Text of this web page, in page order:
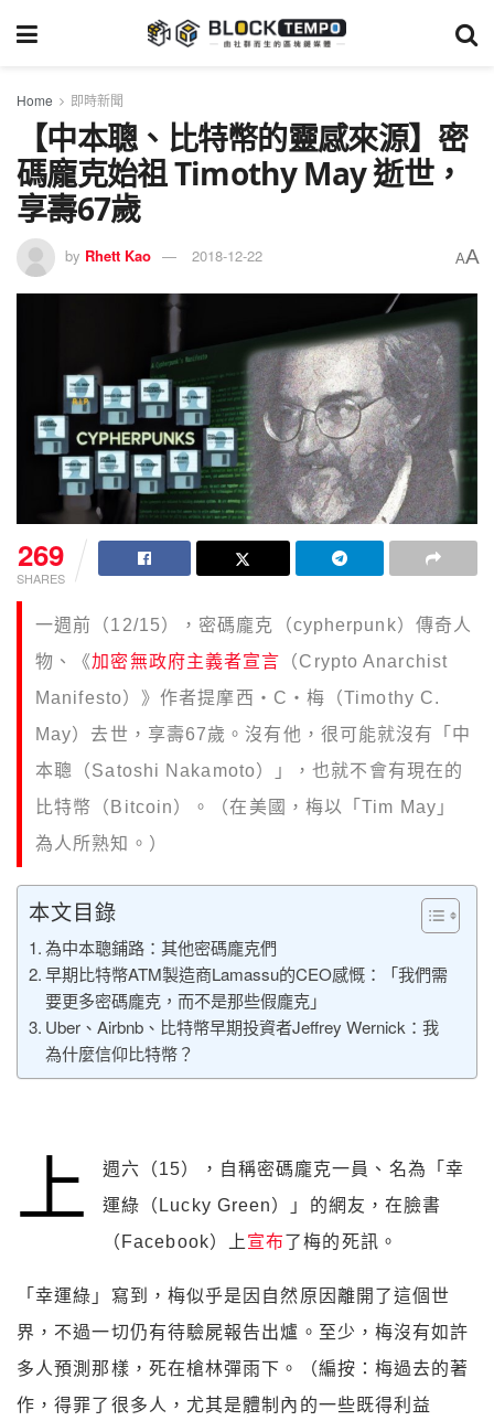
Home 即時新聞
【中本聰、比特幣的靈感來源】密
碼龐克始祖 Timothy May 逝世，
享壽67歲
by Rhett Kao 2018-12-22 AA
269
SHARES
一週前（12/15），密碼龐克（cypherpunk）傳奇人
物、《加密無政府主義者宣言 （Crypto Anarchist
Manifesto）》作者提摩西・C・梅（Timothy C.
May）去世，享壽67歲。沒有他，很可能就沒有「中
本聰（Satoshi Nakamoto）」，也就不會有現在的
比特幣（Bitcoin）。（在美國，梅以「Tim May」
為人所熟知。）
本文目錄
為中本聰鋪路：其他密碼龐克們
早期比特幣ATM製造商Lamassu的CEO感慨：「我們需
要更多密碼龐克，而不是那些假龐克」
Uber、Airbnb、比特幣早期投資者Jeffrey Wernick：我
為什麼信仰比特幣？
上
週六（15），自稱密碼龐克一員、名為「幸
運綠（Lucky Green）」的網友，在臉書
（Facebook）上 宣布了梅的死訊。
「幸運綠」寫到，梅似乎是因自然原因離開了這個世
界，不過一切仍有待驗屍報告出爐。至少，梅沒有如許
多人預測那樣，死在槍林彈雨下。（編按：梅過去的著
作，得罪了很多人，尤其是體制內的一些既得利益